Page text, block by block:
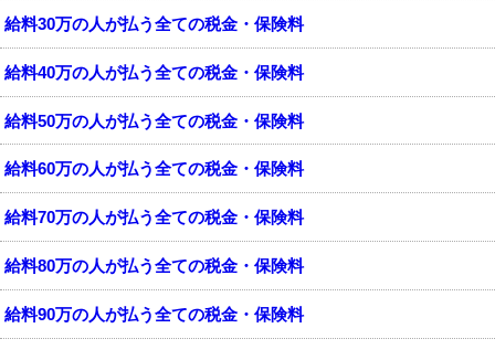
給料30万の人が払う全ての税金・保険料
給料40万の人が払う全ての税金・保険料
給料50万の人が払う全ての税金・保険料
給料60万の人が払う全ての税金・保険料
給料70万の人が払う全ての税金・保険料
給料80万の人が払う全ての税金・保険料
給料90万の人が払う全ての税金・保険料